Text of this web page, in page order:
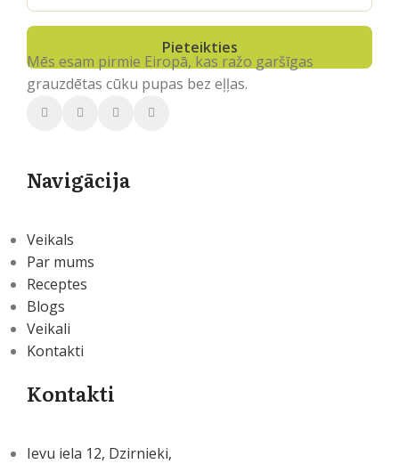
Mēs esam pirmie Eiropā, kas ražo garšīgas
grauzdētas cūku pupas bez eļļas.
Navigācija
Veikals
Par mums
Receptes
Blogs
Veikali
Kontakti
Kontakti
Ievu iela 12, Dzirnieki,